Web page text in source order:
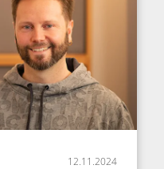
12.11.2024